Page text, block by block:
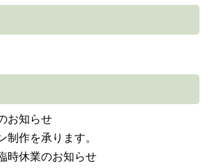
お知らせ
制作を承ります。
時休業のお知らせ